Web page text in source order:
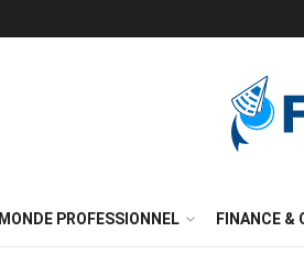
MONDE PROFESSIONNEL FINANCE &